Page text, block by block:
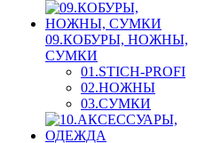
09.КОБУРЫ, НОЖНЫ,
СУМКИ
01.STICH-PROFI
02.НОЖНЫ
03.СУМКИ